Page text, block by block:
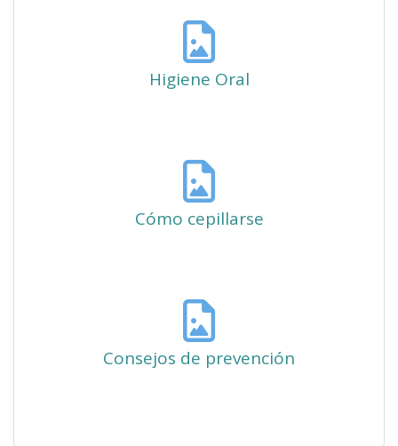
Higiene Oral
Cómo cepillarse
Consejos de prevención